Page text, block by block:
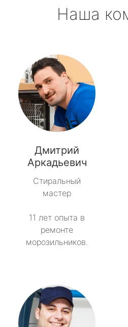
Наша
Дмитрий
Аркадьевич
Стиральный
мастер
11 лет опыта в
ремонте
морозильников.